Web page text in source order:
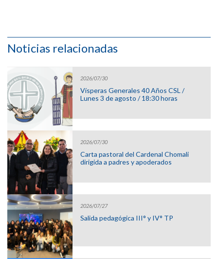
Noticias relacionadas
2026/07/30
Vísperas Generales 40 Años CSL /
Lunes 3 de agosto / 18:30 horas
2026/07/30
Carta pastoral del Cardenal Chomali
dirigida a padres y apoderados
2026/07/27
Salida pedagógica III° y IV° TP